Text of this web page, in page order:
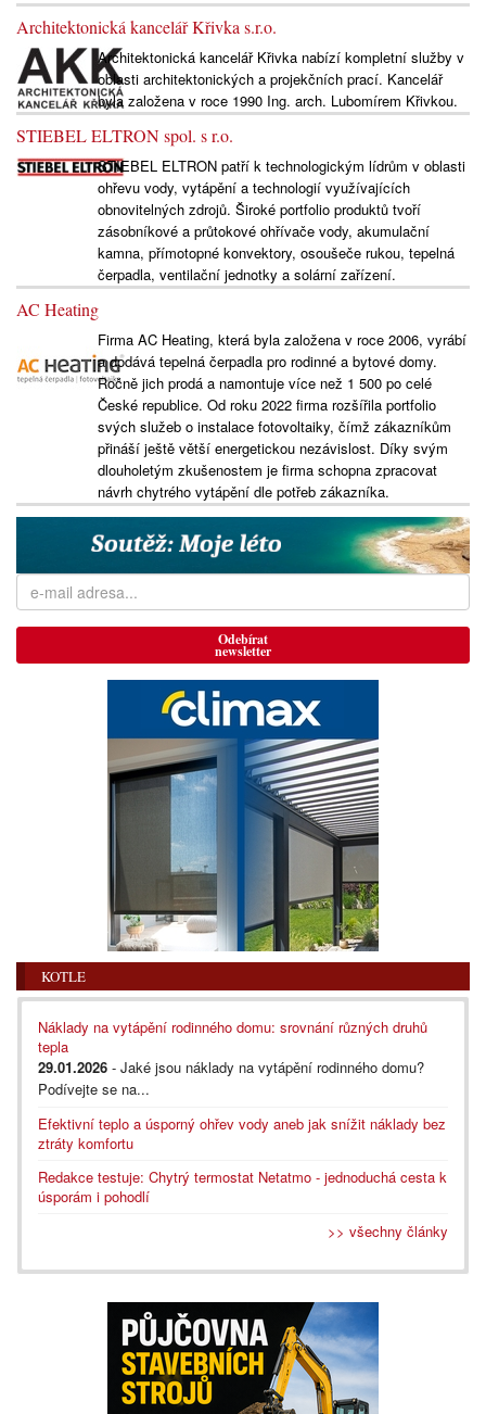
Architektonická kancelář Křivka s.r.o.
Architektonická kancelář Křivka nabízí kompletní služby v
oblasti architektonických a projekčních prací. Kancelář
byla založena v roce 1990 Ing. arch. Lubomírem Křivkou.
STIEBEL ELTRON spol. s r.o.
STIEBEL ELTRON patří k technologickým lídrům v oblasti
ohřevu vody, vytápění a technologií využívajících
obnovitelných zdrojů. Široké portfolio produktů tvoří
zásobníkové a průtokové ohřívače vody, akumulační
kamna, přímotopné konvektory, osoušeče rukou, tepelná
čerpadla, ventilační jednotky a solární zařízení.
AC Heating
Firma AC Heating, která byla založena v roce 2006, vyrábí
a dodává tepelná čerpadla pro rodinné a bytové domy.
Ročně jich prodá a namontuje více než 1 500 po celé
České republice. Od roku 2022 firma rozšířila portfolio
svých služeb o instalace fotovoltaiky, čímž zákazníkům
přináší ještě větší energetickou nezávislost. Díky svým
dlouholetým zkušenostem je firma schopna zpracovat
návrh chytrého vytápění dle potřeb zákazníka.
Odebírat
newsletter
KOTLE
Náklady na vytápění rodinného domu: srovnání různých druhů
tepla
29.01.2026 - Jaké jsou náklady na vytápění rodinného domu?
Podívejte se na...
Efektivní teplo a úsporný ohřev vody aneb jak snížit náklady bez
ztráty komfortu
Redakce testuje: Chytrý termostat Netatmo - jednoduchá cesta k
úsporám i pohodlí
>> všechny články